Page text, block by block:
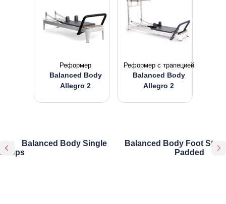
Реформер
Balanced Body
Allegro 2
Реформер с трапецией
Balanced Body
Allegro 2
Balanced Body Single
Loops
Balanced Body Foot Strap
Padded